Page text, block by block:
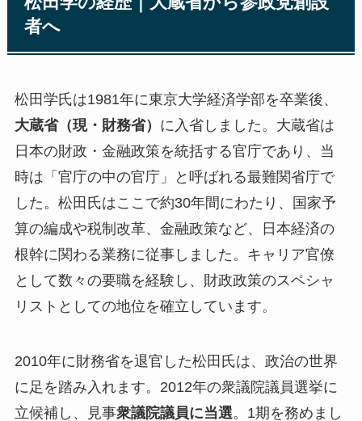
者へ
松田学氏は1981年に東京大学経済学部を卒業後、
大蔵省（現・財務省） に入省しました。大蔵省は
日本の財政・金融政策を統括する官庁であり、当
時は「官庁の中の官庁」と呼ばれる最難関省庁で
した。松田氏はここで約30年間にわたり、国家予
算の編成や税制改革、金融政策など、日本経済の
根幹に関わる業務に従事しました。キャリア官僚
として数々の要職を経験し、財政政策のスペシャ
リストとしての地位を確立しています。
2010年に財務省を退官した松田氏は、政治の世界
に足を踏み入れます。2012年の衆議院議員選挙に
立候補し、見事衆議院議員に当選。1期を務めまし